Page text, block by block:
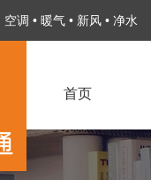
空调 • 暖气 • 新风 • 净水
首页